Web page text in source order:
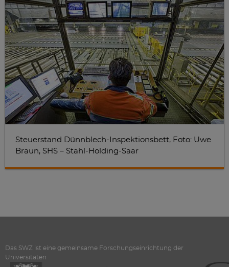
Steuerstand Dünnblech-Inspektionsbett, Foto: Uwe
Braun, SHS – Stahl-Holding-Saar
Das SWZ ist eine gemeinsame Forschungseinrichtung der
Universitäten